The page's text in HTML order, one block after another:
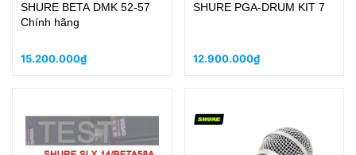
SHURE BETA DMK 52-57
Chính hãng
15.200.000₫
SHURE PGA-DRUM KIT 7
12.900.000₫